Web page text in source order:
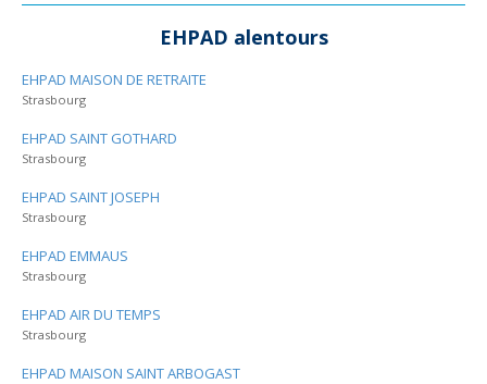
EHPAD alentours
EHPAD MAISON DE RETRAITE
Strasbourg
EHPAD SAINT GOTHARD
Strasbourg
EHPAD SAINT JOSEPH
Strasbourg
EHPAD EMMAUS
Strasbourg
EHPAD AIR DU TEMPS
Strasbourg
EHPAD MAISON SAINT ARBOGAST